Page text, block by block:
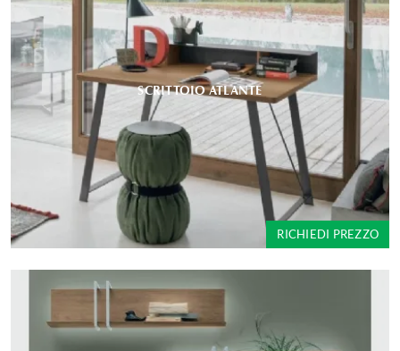
SCRITTOIO ATLANTE
RICHIEDI PREZZO